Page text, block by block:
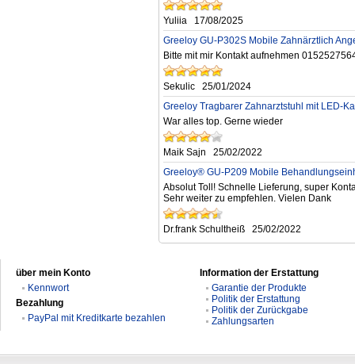
Yuliia
17/08/2025
Greeloy GU-P302S Mobile Zahnärztlich
Bitte mit mir Kontakt aufnehmen
Sekulic
25/01/2024
Greeloy Tragbarer Zahnarztstuhl mit LED-
War alles top. Gerne wieder
Maik Sajn
25/02/2022
Greeloy® GU-P209 Mobile
Absolut Toll! Schnelle Lieferung, super
Sehr weiter zu empfehlen. Vielen Dank
Dr.frank Schultheiß 25/02/2022
über mein Konto
Kennwort
Bezahlung
PayPal mit Kreditkarte bezahlen
Information der Erstattung
Garantie der Produkte
Politik der Erstattung
Politik der Zurückgabe
Zahlungsarten